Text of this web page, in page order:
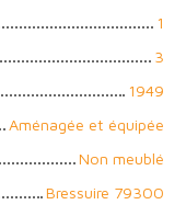
1
3
1949
Aménagée et équipée
Non meublé
Bressuire 79300